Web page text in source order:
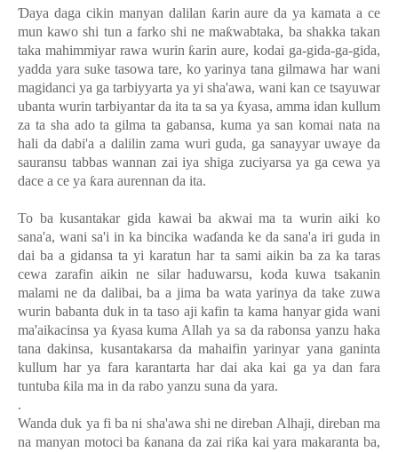
Ɗaya daga cikin manyan dalilan ƙarin aure da ya kamata a ce
mun kawo shi tun a farko shi ne maƙwabtaka, ba shakka takan
taka mahimmiyar rawa wurin ƙarin aure, kodai ga-gida-ga-gida,
yadda yara suke tasowa tare, ko yarinya tana gilmawa har wani
magidanci ya ga tarbiyyarta ya yi sha'awa, wani kan ce tsayuwar
ubanta wurin tarbiyantar da ita ta sa ya ƙyasa, amma idan kullum
za ta sha ado ta gilma ta gabansa, kuma ya san komai nata na
hali da dabi'a a dalilin zama wuri guda, ga sanayyar uwaye da
sauransu tabbas wannan zai iya shiga zuciyarsa ya ga cewa ya
dace a ce ya ƙara aurennan da ita.
To ba kusantakar gida kawai ba akwai ma ta wurin aiki ko
sana'a, wani sa'i in ka bincika waɗanda ke da sana'a iri guda in
dai ba a gidansa ta yi karatun har ta sami aikin ba za ka taras
cewa zarafin aikin ne silar haduwarsu, koda kuwa tsakanin
malami ne da dalibai, ba a jima ba wata yarinya da take zuwa
wurin babanta duk in ta taso aji kafin ta kama hanyar gida wani
ma'aikacinsa ya ƙyasa kuma Allah ya sa da rabonsa yanzu haka
tana dakinsa, kusantakarsa da mahaifin yarinyar yana ganinta
kullum har ya fara karantarta har dai aka kai ga ya dan fara
tuntuba ƙila ma in da rabo yanzu suna da yara.
.
Wanda duk ya fi ba ni sha'awa shi ne direban Alhaji, direban ma
na manyan motoci ba ƙanana da zai riƙa kai yara makaranta ba,